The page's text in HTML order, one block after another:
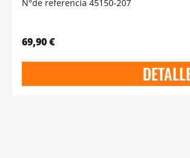
N°de referencia 45150-207
69,90 €